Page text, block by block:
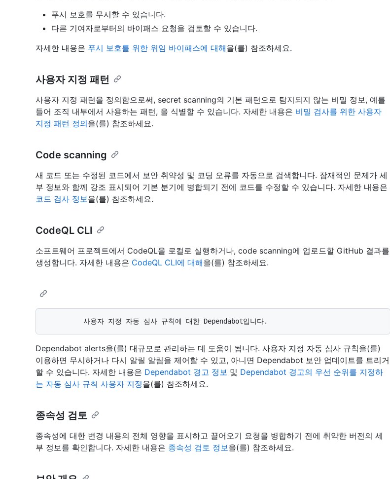
푸시 보호를 무시할 수 있습니다.
다른 기여자로부터의 바이패스 요청을 검토할 수 있습니다.
자세한 내용은 푸시 보호를 위한 위임 바이패스에 대해을(를) 참조하세요.
사용자 지정 패턴
사용자 지정 패턴을 정의함으로써, secret scanning의 기본 패턴으로 탐지되지 않는 비밀 정보, 예를
들어 조직 내부에서 사용하는 패턴, 을 식별할 수 있습니다. 자세한 내용은 비밀 검사를 위한 사용자
지정 패턴 정의을(를) 참조하세요.
Code scanning
새 코드 또는 수정된 코드에서 보안 취약성 및 코딩 오류를 자동으로 검색합니다. 잠재적인 문제가 세
부 정보와 함께 강조 표시되어 기본 분기에 병합되기 전에 코드를 수정할 수 있습니다. 자세한 내용은
코드 검사 정보 을(를) 참조하세요.
CodeQL CLI
소프트웨어 프로젝트에서 CodeQL을 로컬로 실행하거나, code scanning에 업로드할 GitHub 결과를
생성합니다. 자세한 내용은 CodeQL CLI에 대해을(를) 참조하세요.
Dependabot alerts을(를) 대규모로 관리하는 데 도움이 됩니다. 사용자 지정 자동 심사 규칙을(를)
이용하면 무시하거나 다시 알릴 알림을 제어할 수 있고, 아니면 Dependabot 보안 업데이트를 트리거
할 수 있습니다. 자세한 내용은 Dependabot 경고 정보 및 Dependabot 경고의 우선 순위를 지정하
는 자동 심사 규칙 사용자 지정을(를) 참조하세요.
종속성 검토
종속성에 대한 변경 내용의 전체 영향을 표시하고 끌어오기 요청을 병합하기 전에 취약한 버전의 세
부 정보를 확인합니다. 자세한 내용은 종속성 검토 정보 을(를) 참조하세요.